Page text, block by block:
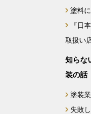
塗料
『日
取扱い
知らな
装の話
塗装
失敗